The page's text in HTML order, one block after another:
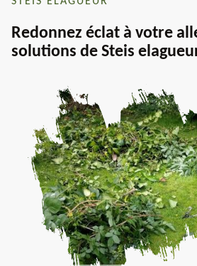
Redonnez éclat à votre
solutions de Steis